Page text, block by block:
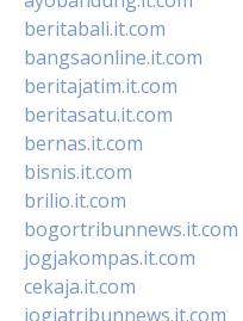
beritabali.it.com
bangsaonline.it.com
beritajatim.it.com
beritasatu.it.com
bernas.it.com
bisnis.it.com
brilio.it.com
bogortribunnews.it.com
jogjakompas.it.com
cekaja.it.com
jogjatribunnews.it.com